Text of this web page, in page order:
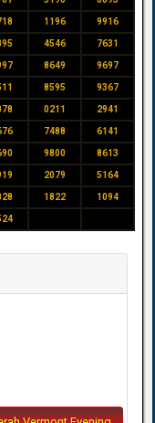
1196 9916
4546 7631
8649 9697
8595 9367
0211 2941
7488 6141
9800 8613
2079 5164
1822 1094